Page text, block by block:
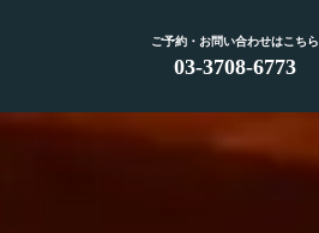
ご予約・お問い合わせはこちら
03-3708-6773